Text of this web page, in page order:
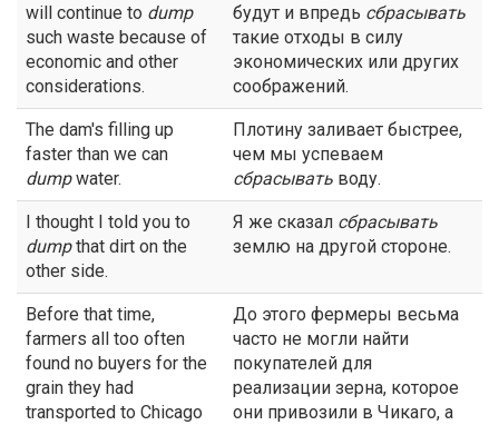
will continue to dump
such waste because of
economic and other
considerations.
будут и впредь сбрасывать
такие отходы в силу
экономических или других
соображений.
The dam's filling up
faster than we can
dumpwater.
Плотину заливает быстрее,
чем мы успеваем
сбрасывать воду.
I thought I told you to
dumpthat dirt on the
other side.
Я же сказал сбрасывать
землю на другой стороне.
Before that time,
farmers all too often
found no buyers for the
grain they had
transported to Chicago
До этого фермеры весьма
часто не могли найти
покупателей для
реализации зерна, которое
они привозили в Чикаго, а